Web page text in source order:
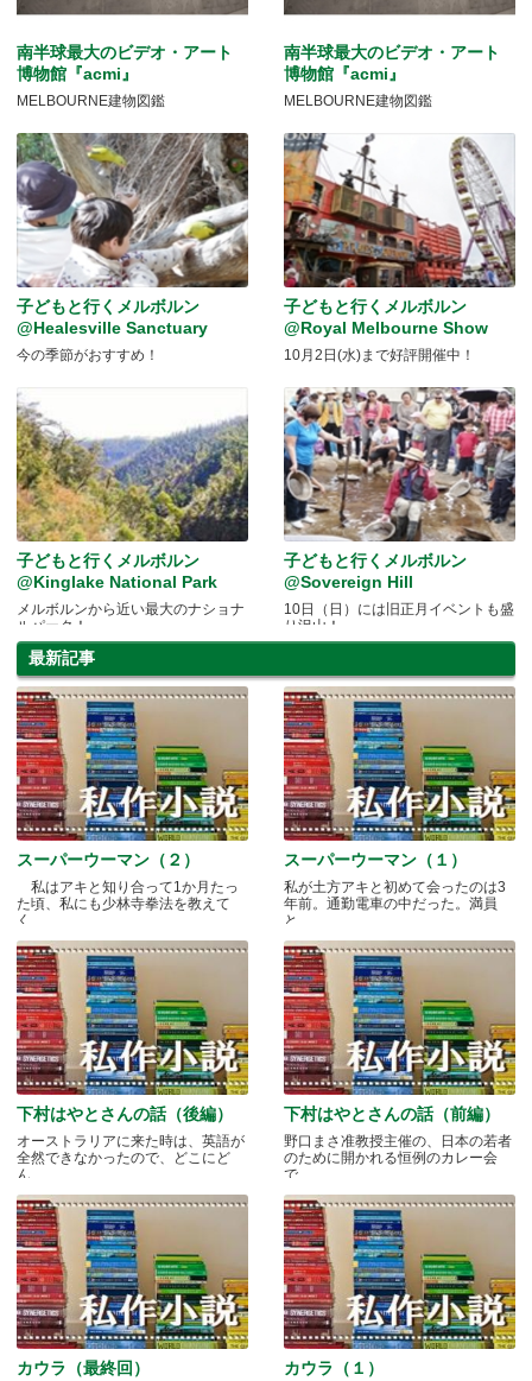
南半球最大のビデオ・アート
博物館『acmi』
MELBOURNE建物図鑑
南半球最大のビデオ・アート
博物館『acmi』
MELBOURNE建物図鑑
子どもと行くメルボルン
@Healesville Sanctuary
今の季節がおすすめ！
子どもと行くメルボルン
@Royal Melbourne Show
10月2日(水)まで好評開催中！
子どもと行くメルボルン
@Kinglake National Park
メルボルンから近い最大のナショナ
ルパーク！
子どもと行くメルボルン
@Sovereign Hill
10日（日）には旧正月イベントも盛
り沢山！
最新記事
スーパーウーマン（２）
私はアキと知り合って1か月たっ
た頃、私にも少林寺拳法を教えて
く.....
スーパーウーマン（１）
私が土方アキと初めて会ったのは3
年前。通勤電車の中だった。満員
と.....
下村はやとさんの話（後編）
オーストラリアに来た時は、英語が
全然できなかったので、どこにど
ん.....
下村はやとさんの話（前編）
野口まさ准教授主催の、日本の若者
のために開かれる恒例のカレー会
で.....
カウラ（最終回） カウラ（１）